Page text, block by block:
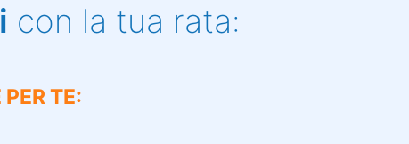
con la tua rata:
TE: